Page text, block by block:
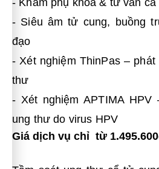
- Siêu âm tử cung, buồng
đạo
- Xét nghiệm ThinPas –
thư
- Xét nghiệm APTIMA
ung thư do virus HPV
Giá dịch vụ chỉ từ